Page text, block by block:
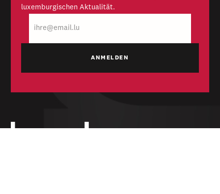
luxemburgischen Aktualität.
Mail